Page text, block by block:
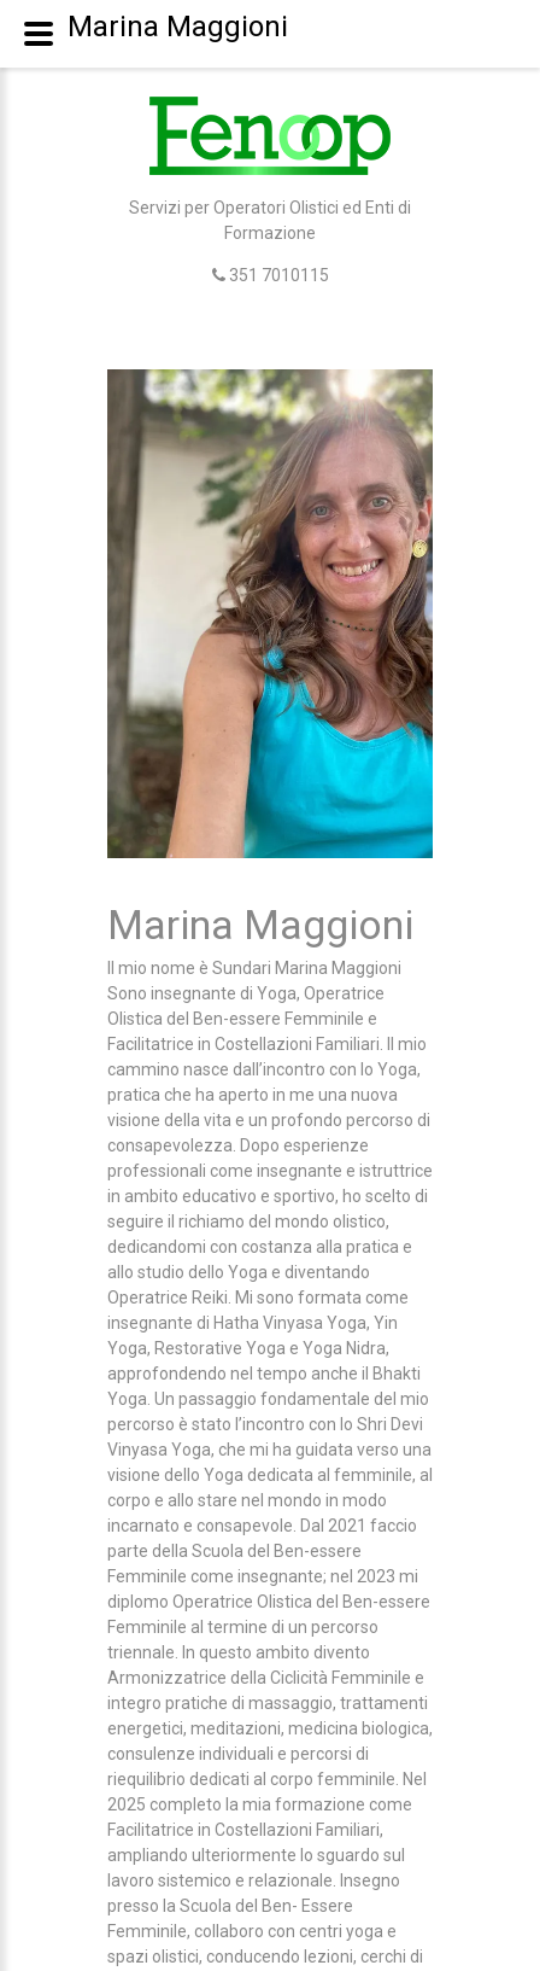
Servizi per Operatori Olistici ed Enti di
Formazione
351 7010115
Marina Maggioni
Il mio nome è Sundari Marina Maggioni
Sono insegnante di Yoga, Operatrice
Olistica del Ben-essere Femminile e
Facilitatrice in Costellazioni Familiari. Il mio
cammino nasce dall’incontro con lo Yoga,
pratica che ha aperto in me una nuova
visione della vita e un profondo percorso di
consapevolezza. Dopo esperienze
professionali come insegnante e istruttrice
in ambito educativo e sportivo, ho scelto di
seguire il richiamo del mondo olistico,
dedicandomi con costanza alla pratica e
allo studio dello Yoga e diventando
Operatrice Reiki. Mi sono formata come
insegnante di Hatha Vinyasa Yoga, Yin
Yoga, Restorative Yoga e Yoga Nidra,
approfondendo nel tempo anche il Bhakti
Yoga. Un passaggio fondamentale del mio
percorso è stato l’incontro con lo Shri Devi
Vinyasa Yoga, che mi ha guidata verso una
visione dello Yoga dedicata al femminile, al
corpo e allo stare nel mondo in modo
incarnato e consapevole. Dal 2021 faccio
parte della Scuola del Ben-essere
Femminile come insegnante; nel 2023 mi
diplomo Operatrice Olistica del Ben-essere
Femminile al termine di un percorso
triennale. In questo ambito divento
Armonizzatrice della Ciclicità Femminile e
integro pratiche di massaggio, trattamenti
energetici, meditazioni, medicina biologica,
consulenze individuali e percorsi di
riequilibrio dedicati al corpo femminile. Nel
2025 completo la mia formazione come
Facilitatrice in Costellazioni Familiari,
ampliando ulteriormente lo sguardo sul
lavoro sistemico e relazionale. Insegno
presso la Scuola del Ben- Essere
Femminile, collaboro con centri yoga e
spazi olistici, conducendo lezioni, cerchi di
Marina Maggioni